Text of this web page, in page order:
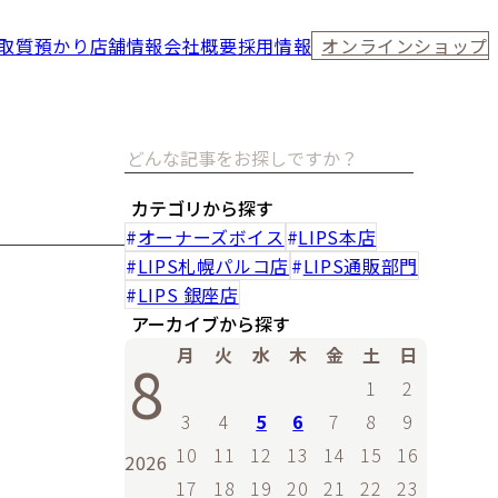
質預かり 店舗情報会社概要採用情報 オンラインショップ
カテゴリから探す
オーナーズボイス
LIPS本店
LIPS札幌パルコ店
LIPS通販部門
LIPS 銀座店
アーカイブから探す
8
2026
月 火 水 木 金 土
日
1
2
3
4 5 6 7 8
9
10
11 12 13 14 15
16
17
18 19 20 21 22
23